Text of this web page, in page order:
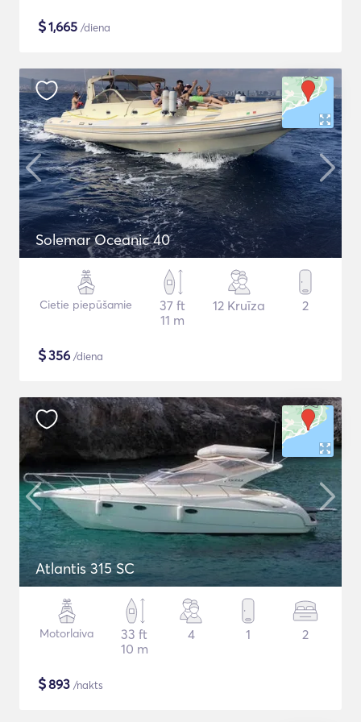
$1,665 /diena
Solemar Oceanic 40
Cietie piepūšamie
37 ft
11 m
12 Kruīza 2
$356 /diena
Atlantis 315 SC
Motorlaiva
33 ft
10 m
4 1 2
$893 /nakts